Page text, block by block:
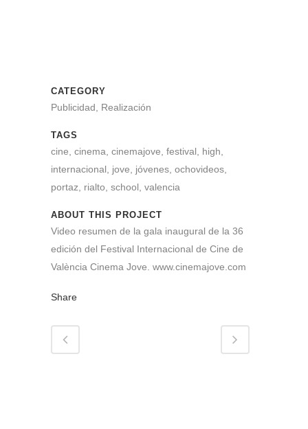
CATEGORY
Publicidad, Realización
TAGS
cine, cinema, cinemajove, festival, high,
internacional, jove, jóvenes, ochovideos,
portaz, rialto, school, valencia
ABOUT THIS PROJECT
Video resumen de la gala inaugural de la 36
edición del Festival Internacional de Cine de
València Cinema Jove. www.cinemajove.com
Share